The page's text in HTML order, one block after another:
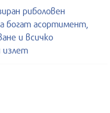
риболовен
богат асортимент,
и всичко
излет